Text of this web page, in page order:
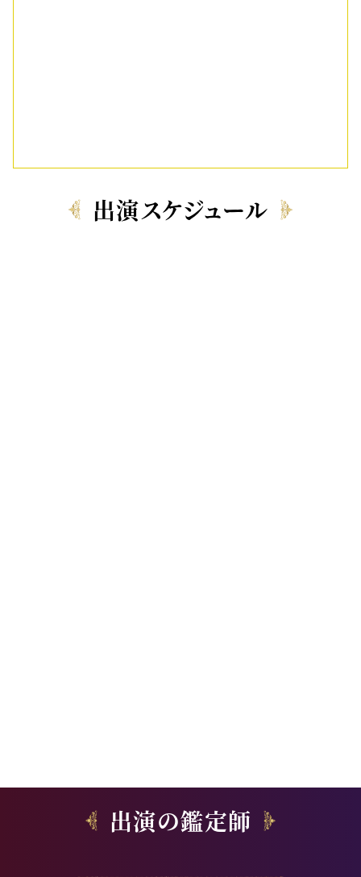
出演スケジュール
出演の鑑定師